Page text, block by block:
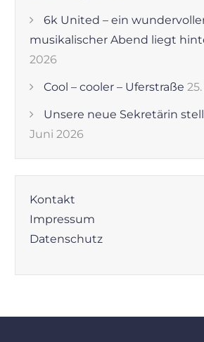
6k United – ein
musikalischer Abend liegt
2026
Cool – cooler – Uferstraße
Unsere neue Sekretärin
Juni 2026
Kontakt
Impressum
Datenschutz